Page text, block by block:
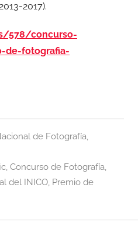
2017).
578/concurso-
de-fotografia-
de Fotografía,
, Concurso de Fotografía,
del INICO, Premio de